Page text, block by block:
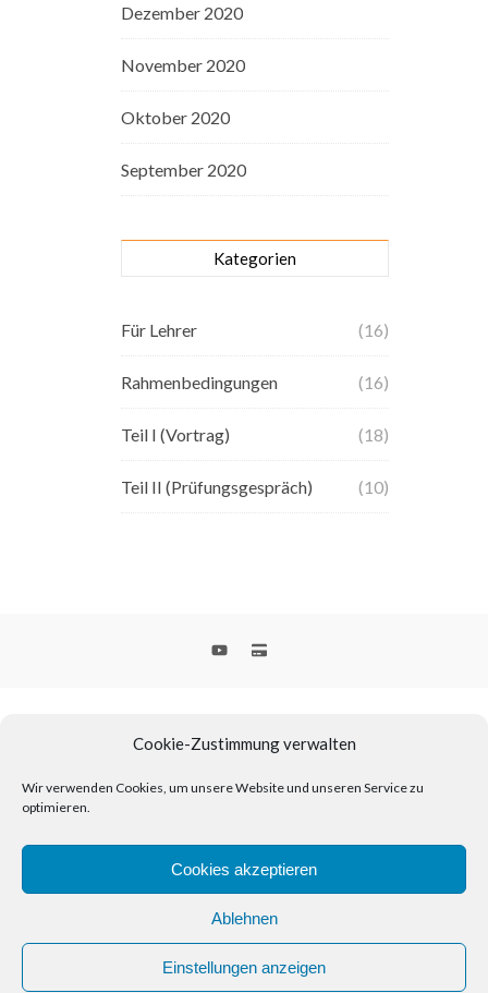
Cookie-Zustimmung verwalten
Wir verwenden Cookies, um unsere Website und unseren Service zu
optimieren.
Cookies akzeptieren
Ablehnen
Einstellungen anzeigen
Dezember 2020
November 2020
Oktober 2020
September 2020
Kategorien
Für Lehrer (16)
Rahmenbedingungen (16)
Teil I (Vortrag) (18)
Teil II (Prüfungsgespräch) (10)
Warum “geoabi.de”? | Buy me a coffee! – geoabi.de unterstützen
| Impressum | Cookie-Richtlinie (EU)